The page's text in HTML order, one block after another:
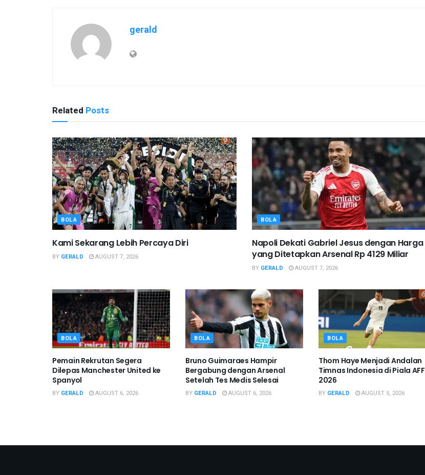
gerald
Related Posts
BOLA
Kami Sekarang Lebih Percaya Diri
BY GERALD AUGUST 7, 2026
BOLA
Napoli Dekati Gabriel Jesus dengan Harga
yang Ditetapkan Arsenal Rp 4129 Miliar
BY GERALD AUGUST 7, 2026
BOLA
Pemain Rekrutan Segera
Dilepas Manchester United ke
Spanyol
BY GERALD AUGUST 6, 2026
BOLA
Bruno Guimaraes Hampir
Bergabung dengan Arsenal
Setelah Tes Medis Selesai
BY GERALD AUGUST 6, 2026
BOLA
Thom Haye Menjadi Andalan
Timnas Indonesia di Piala AFF
2026
BY GERALD AUGUST 5, 2026